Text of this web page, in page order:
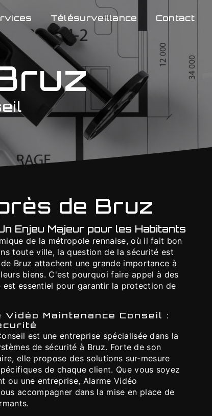
Télésurveillance Contact
de Bruz
Enjeu Majeur pour les Habitants
de la métropole rennaise, où il fait bon
toute ville, la question de la sécurité est
Bruz attachent une grande importance à
biens. C'est pourquoi faire appel à des
est essentiel pour garantir la protection de
Maintenance Conseil :
est une entreprise spécialisée dans la
de sécurité à Bruz. Forte de son
elle propose des solutions sur-mesure
de chaque client. Que vous soyez
ou une entreprise, Alarme Vidéo
accompagner dans la mise en place de